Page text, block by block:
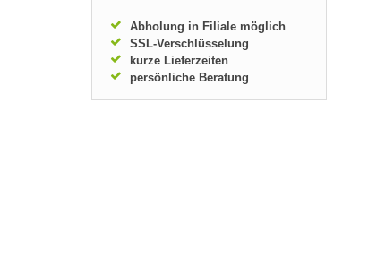
Abholung in Filiale möglich
SSL-Verschlüsselung
kurze Lieferzeiten
persönliche Beratung